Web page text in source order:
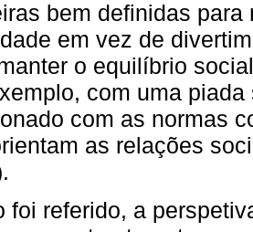
bem definidas
em vez de
o equilíbrio
com uma
com as normas
as relações
foi referido, a